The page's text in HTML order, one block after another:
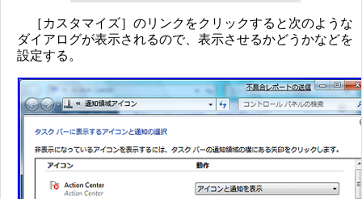
［カスタマイズ］のリンクをクリックすると次のような
ダイアログが表示されるので、表示させるかどうかなどを
設定する。